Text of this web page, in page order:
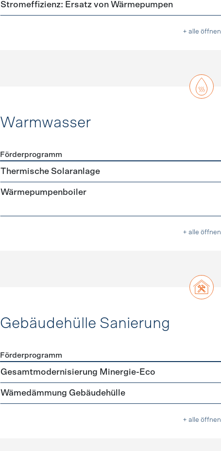
Stromeffizienz: Ersatz von Wärmepumpen
+ alle öffnen
Warmwasser
Förderprogramme Warmwasser
Förderprogramm
Thermische Solaranlage
Wärmepumpenboiler
+ alle öffnen
Gebäudehülle Sanierung
Förderprogramme Gebäudehülle Sanierung
Förderprogramm
Gesamtmodernisierung Minergie-Eco
Wämedämmung Gebäudehülle
+ alle öffnen